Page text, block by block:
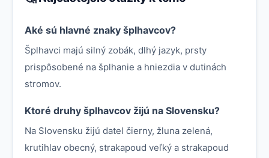
Aké sú hlavné znaky šplhavcov?
Šplhavci majú silný zobák, dlhý jazyk, prsty
prispôsobené na šplhanie a hniezdia v dutinách
stromov.
Ktoré druhy šplhavcov žijú na Slovensku?
Na Slovensku žijú datel čierny, žluna zelená,
krutihlav obecný, strakapoud veľký a strakapoud